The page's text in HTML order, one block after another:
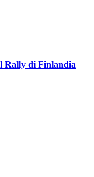
Rally di Finlandia